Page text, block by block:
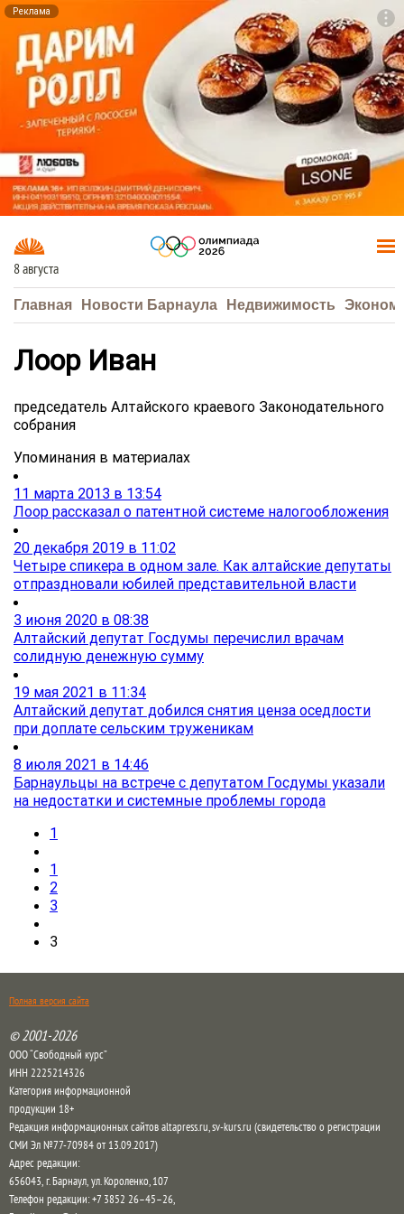
Реклама
8 августа
Главная Новости Барнаула Недвижимость
Лоор Иван
председатель Алтайского краевого Законодательного
собрания
Упоминания в материалах
11 марта 2013 в 13:54
Лоор рассказал о патентной системе налогообложения
20 декабря 2019 в 11:02
Четыре спикера в одном зале. Как алтайские депутаты
отпраздновали юбилей представительной власти
3 июня 2020 в 08:38
Алтайский депутат Госдумы перечислил врачам
солидную денежную сумму
19 мая 2021 в 11:34
Алтайский депутат добился снятия ценза оседлости
при доплате сельским труженикам
8 июля 2021 в 14:46
Барнаульцы на встрече с депутатом Госдумы указали
на недостатки и системные проблемы города
1
1
2
3
3
Полная версия сайта
© 2001-2026
ООО “Свободный курс”
ИНН 2225214326
Категория информационной
продукции 18+
Редакция информационных сайтов altapress.ru, sv-kurs.ru (свидетельство о регистрации
СМИ Эл №77-70984 от 13.09.2017)
Адрес редакции:
656043,г. Барнаул,ул. Короленко, 107
Телефон редакции:+7 3852 26–45–26,